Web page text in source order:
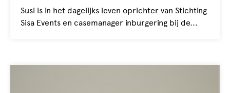
Susi is in het dagelijks leven oprichter van Stichting
Sisa Events en casemanager inburgering bij de...